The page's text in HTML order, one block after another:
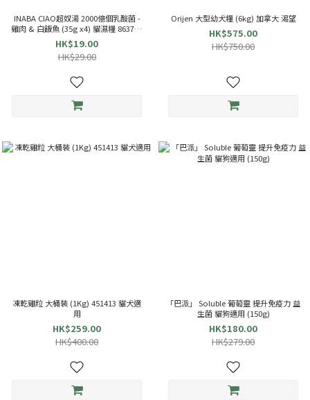
INABA CIAO超奴湯 2000億個乳酸菌 -
雞肉 & 白飯魚 (35g x4) 貓濕糧 863714
TCR-144
HK$19.00
HK$29.00
Orijen 大型幼犬糧 (6kg) 加拿大 渴望
HK$575.00
HK$750.00
凍乾雞粒 大桶裝 (1Kg) 451413 貓犬適
用
HK$259.00
HK$400.00
「巴派」 Soluble 葡萄靈 提升免疫力 益
生菌 貓狗適用 (150g)
HK$180.00
HK$279.00